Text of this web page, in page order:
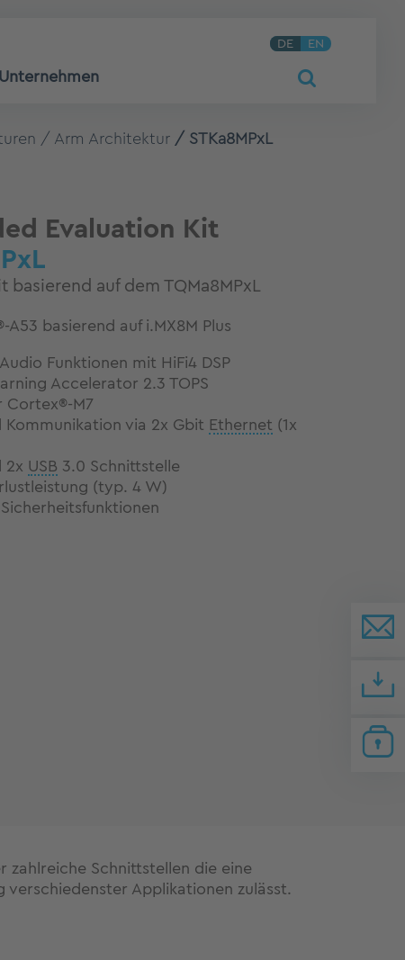
DE EN
Unternehmen
Arm Architektur STKa8MPxL
Evaluation Kit
basierend auf dem TQMa8MPxL
basierend auf i.MX8M Plus
Funktionen mit HiFi4 DSP
Accelerator 2.3 TOPS
Cortex®-M7
Kommunikation via 2x Gbit Ethernet (1x
2x USB 3.0 Schnittstelle
(typ. 4 W)
zahlreiche Schnittstellen die eine
verschiedenster Applikationen zulässt.